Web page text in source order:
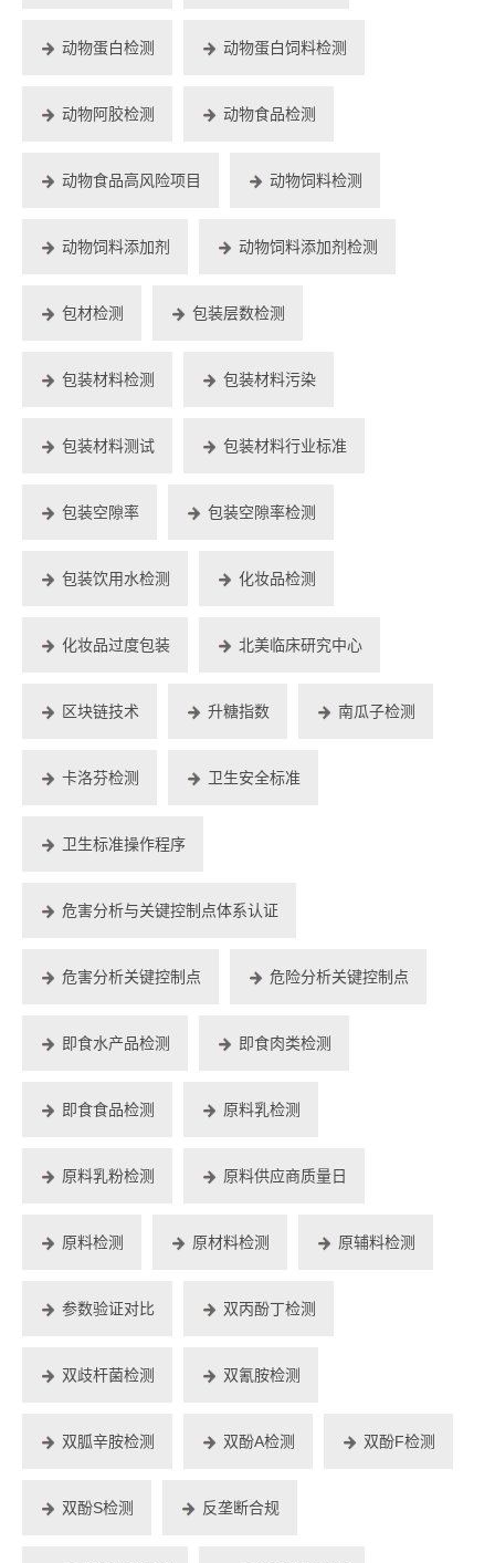
动物蛋白检测 动物蛋白饲料检测
动物阿胶检测 动物食品检测
动物食品高风险项目 动物饲料检测
动物饲料添加剂 动物饲料添加剂检测
包材检测 包装层数检测
包装材料检测 包装材料污染
包装材料测试 包装材料行业标准
包装空隙率 包装空隙率检测
包装饮用水检测 化妆品检测
化妆品过度包装 北美临床研究中心
区块链技术 升糖指数 南瓜子检测
卡洛芬检测 卫生安全标准
卫生标准操作程序
危害分析与关键控制点体系认证
危害分析关键控制点 危险分析关键控制点
即食水产品检测 即食肉类检测
即食食品检测 原料乳检测
原料乳粉检测 原料供应商质量日
原料检测 原材料检测 原辅料检测
参数验证对比 双丙酚丁检测
双歧杆菌检测 双氰胺检测
双胍辛胺检测 双酚A检测 双酚F检测
双酚S检测 反垄断合规